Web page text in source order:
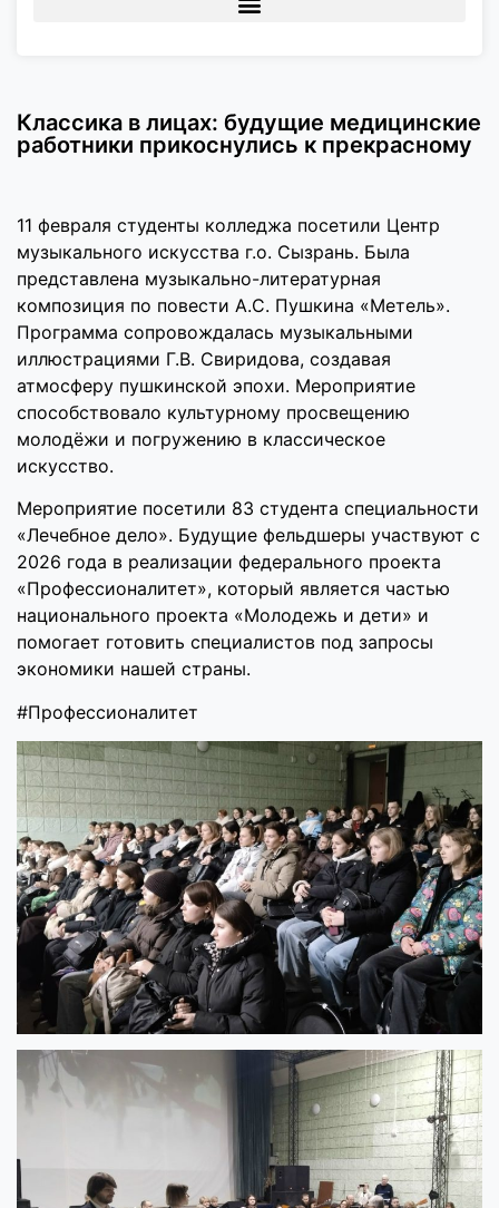
Классика в лицах: будущие медицинские
работники прикоснулись к прекрасному
11 февраля студенты колледжа посетили Центр
музыкального искусства г.о. Сызрань. Была
представлена музыкально-литературная
композиция по повести А.С. Пушкина «Метель».
Программа сопровождалась музыкальными
иллюстрациями Г.В. Свиридова, создавая
атмосферу пушкинской эпохи. Мероприятие
способствовало культурному просвещению
молодёжи и погружению в классическое
искусство.
Мероприятие посетили 83 студента специальности
«Лечебное дело». Будущие фельдшеры участвуют с
2026 года в реализации федерального проекта
«Профессионалитет», который является частью
национального проекта «Молодежь и дети» и
помогает готовить специалистов под запросы
экономики нашей страны.
#Профессионалитет